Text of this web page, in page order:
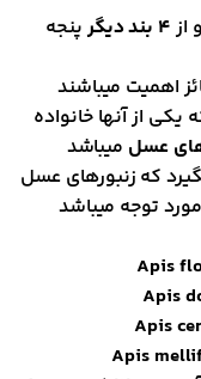
4 بند دیگر
پنجه
اهمیت میباشند
از آنها خانواده
عسلمیباشد
که زنبورهای عسل
توجه میباشد
Apis
Apis
Apis
Apis